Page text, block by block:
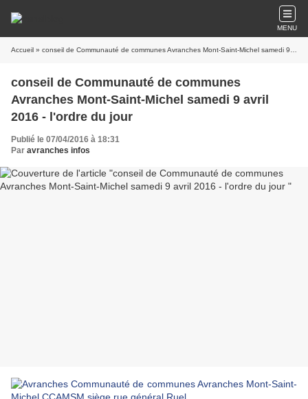
MENU
Accueil » conseil de Communauté de communes Avranches Mont-Saint-Michel samedi 9 avril 2016 - l'ordre du jour
conseil de Communauté de communes
Avranches Mont-Saint-Michel samedi 9 avril
2016 - l'ordre du jour
Publié le 07/04/2016 à 18:31
Par avranches infos